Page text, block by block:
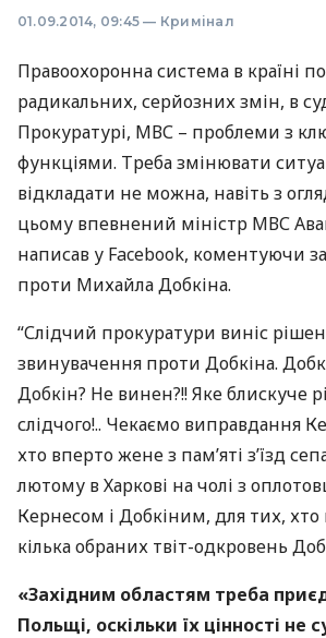
01.09.2014, 09:45 — Кримінал
Правоохоронна система в країні
радикальних, серйозних змін, в
Прокуратурі, МВС – проблеми з
функціями. Треба змінювати
відкладати не можна, навіть з
цьому впевнений міністр МВС
написав у Facebook, коментуючи
проти Михайла Добкіна.
“Слідчий прокуратури виніс
звинувачення проти Добкіна.
Добкін? Не винен?!! Яке блискуче
слідчого!.. Чекаємо виправдання
хто вперто жене з пам’яті з’їзд
лютому в Харкові на чолі з
Кернесом і Добкіним, для тих, хто
кілька обраних твіт-одкровень
«Західним областям треба
Польщі, оскільки їх цінності не